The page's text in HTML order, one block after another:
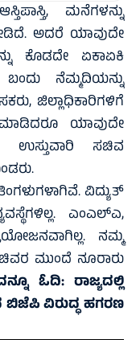
ಮನೆಗಳನ್ನು
ಅದರೆ ಯಾವುದೇ
ಕೊಡದೇ ಏಕಾಏಕಿ
ನೆಮ್ಮದಿಯನ್ನು
ಜಿಲ್ಲಾಧಿಕಾರಿಗಳಿಗೆ
ಯಾವುದೇ
ಉಸ್ತುವಾರಿ ಸಚಿವ
ವಿದ್ಯುತ್
ಎಂಎಲ್‌ಎ,
ನಮ್ಮ
ಮುಂದೆ ನೂರಾರು
ಓದಿ: ರಾಜ್ಯದಲ್ಲಿ
ಬಿಜೆಪಿ ವಿರುದ್ಧ ಹಗರಣ